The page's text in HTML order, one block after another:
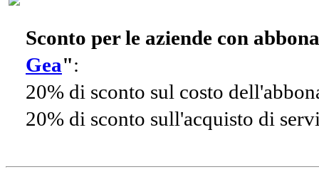
Sconto per le aziende con
Gea":
20% di sconto sul costo
20% di sconto sull'acquisto di